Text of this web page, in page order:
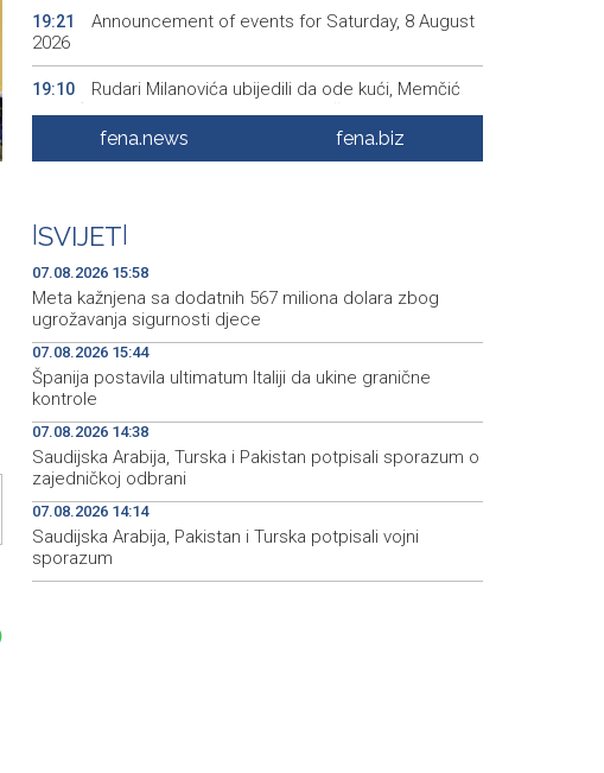
19:21
Announcement of events for Saturday, 8 August
2026
19:10
Rudari Milanovića ubijedili da ode kući, Memčić
se već ponovo vratio u jamu 'Raspotočje'
Sarajevo Film Festival presents Kinoscope and
19:00 Najave događaja za 8. 8. 2026. godine (subota)
fena.news fena.biz
SVIJET
07.08.2026 15:58
Meta kažnjena sa dodatnih 567 miliona dolara zbog
ugrožavanja sigurnosti djece
07.08.2026 15:44
Španija postavila ultimatum Italiji da ukine granične
kontrole
07.08.2026 14:38
Saudijska Arabija, Turska i Pakistan potpisali sporazum o
zajedničkoj odbrani
07.08.2026 14:14
Saudijska Arabija, Pakistan i Turska potpisali vojni
sporazum